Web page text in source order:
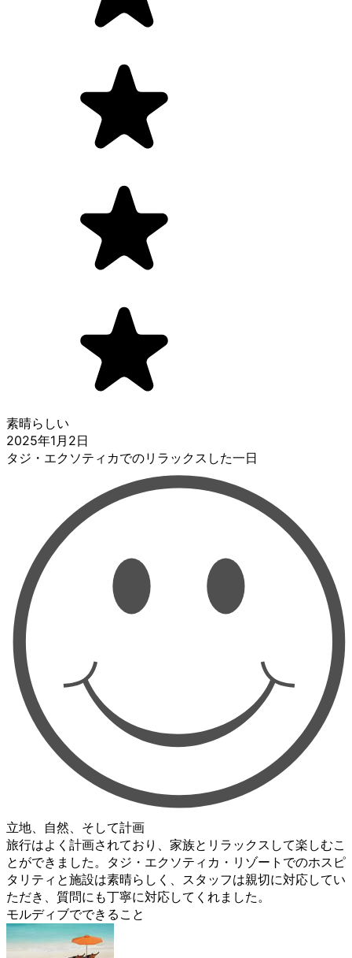
素晴らしい
2025年1月2日
タジ・エクソティカでのリラックスした一日
立地、自然、そして計画
旅行はよく計画されており、家族とリラックスして楽しむこ
とができました。タジ・エクソティカ・リゾートでのホスピ
タリティと施設は素晴らしく、スタッフは親切に対応してい
ただき、質問にも丁寧に対応してくれました。
モルディブでできること